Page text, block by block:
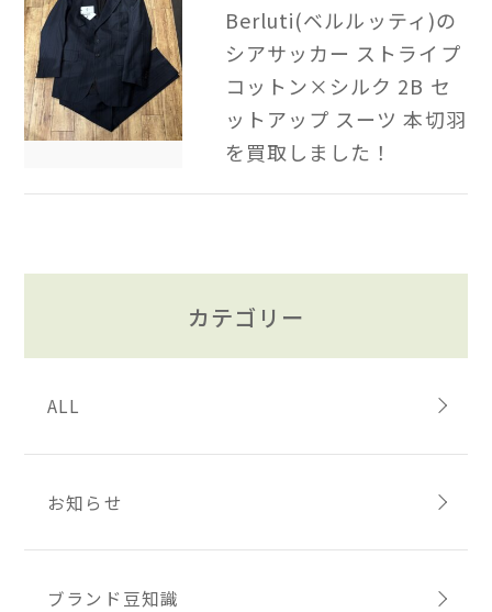
Berluti(ベルルッティ)の
シアサッカー ストライプ
コットン×シルク 2B​ セ
ットアップ スーツ 本切羽
を買取しました！
カテゴリー
ALL
お知らせ
ブランド豆知識